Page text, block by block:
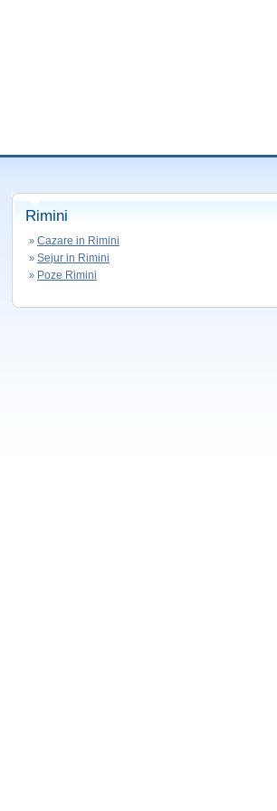
Rimini
» Cazare in Rimini
» Sejur in Rimini
» Poze Rimini